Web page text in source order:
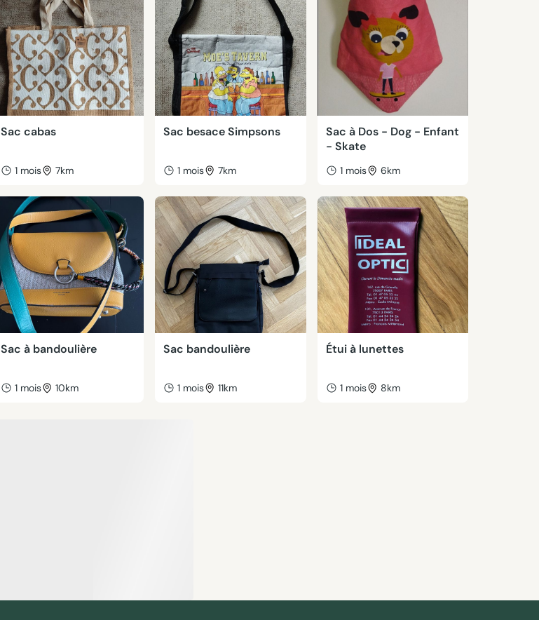
Sac cabas
1 mois 7km
Sac besace Simpsons
1 mois 7km
Sac à Dos - Dog - Enfant
- Skate
1 mois 6km
Sac à bandoulière
1 mois 10km
Sac bandoulière
1 mois 11km
Étui à lunettes
1 mois 8km